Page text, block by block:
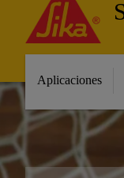
Aplicaciones